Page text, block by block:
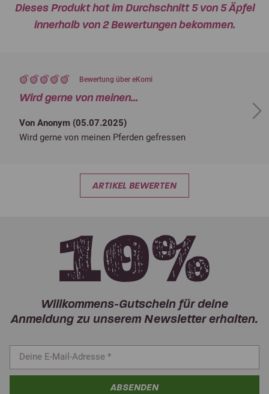
Dieses Produkt hat im Durchschnitt 5 von 5 Äpfel
innerhalb von 2 Bewertungen bekommen.
Bewertung über eKomi
Wird gerne von meinen...
Von Anonym (05.07.2025)
Wird gerne von meinen Pferden gefressen
Next
ARTIKEL BEWERTEN
Willkommens-Gutschein für deine
Anmeldung zu unserem Newsletter erhalten.
ABSENDEN